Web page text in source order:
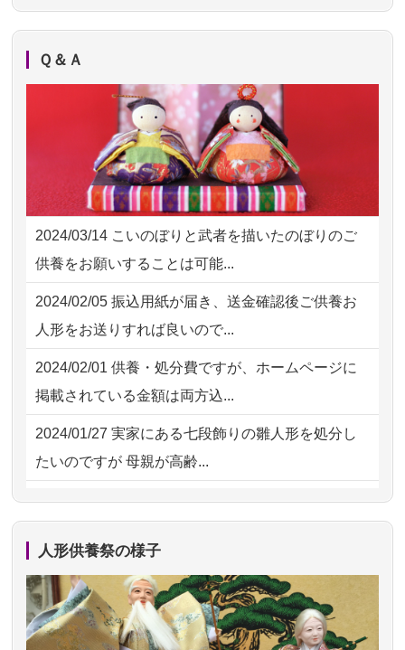
2026/08/02 10:39 神奈川の方からお申込み
2026/08/02 09:15
2026/08/02 06:46 相模原の方からお申込み
2026/08/01 19:28 東京都の方からお申込み
2026/08/01 17:10 東京都の方からお申込み
2026/08/01 11:07 さいたの方からお申込み
2026/07/31 17:28 栃木県の方からお申込み
2026/07/31 12:32 東京都の方からお申込み
えるのですが、...
NEW
お人形の仕分けなども丁寧に行う
様子から、大切...
2026/07/25供養の内容（料金や送り方等）がとて
も丁寧に説...
2026/07/18 つい先日も利用させていただきまし
た。 手続...
2026/07/18 大切にしていたお人形をきちんと供養
してくださ...
2026/07/15 子供の頃から可愛がってきた七段飾り
の雛人形で...
2026/07/15 お客様の声を読み、丁寧に供養してい
ただけそう...
2026/07/11思い出のある人形達を、ちゃんと供養
したく、花...
2026/07/10家から近かったので。
Ｑ＆Ａ
2024/03/14 こいのぼりと武者を描いたのぼりのご
供養をお願いすることは可能...
2024/02/05 振込用紙が届き、送金確認後ご供養お
人形をお送りすれば良いので...
2024/02/01 供養・処分費ですが、ホームページに
掲載されている金額は両方込...
2024/01/27 実家にある七段飾りの雛人形を処分し
たいのですが 母親が高齢...
2024/01/13剥製の供養・処分をお願いできます
ですが？
2024/01/13お雛様のセットを供養・処分したいの
人形供養祭の様子